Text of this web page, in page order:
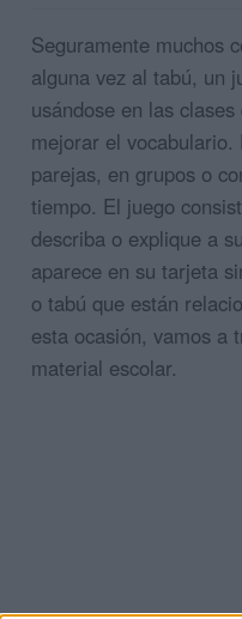
Seguramente muchos
alguna vez al tabú, un
usándose en las
mejorar el
parejas, en grupos o
tiempo. El juego
describa o explique a
aparece en su tarjeta
o tabú que están
esta ocasión, vamos a
material escolar.